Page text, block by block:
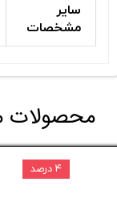
سایر
مشخصات
محصولات
۴ درصد